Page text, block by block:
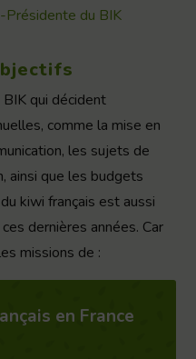
Présidente du BIK
qui décident
comme la mise en
les sujets de
ainsi que les budgets
kiwi français est aussi
dernières années. Car
missions de :
en France